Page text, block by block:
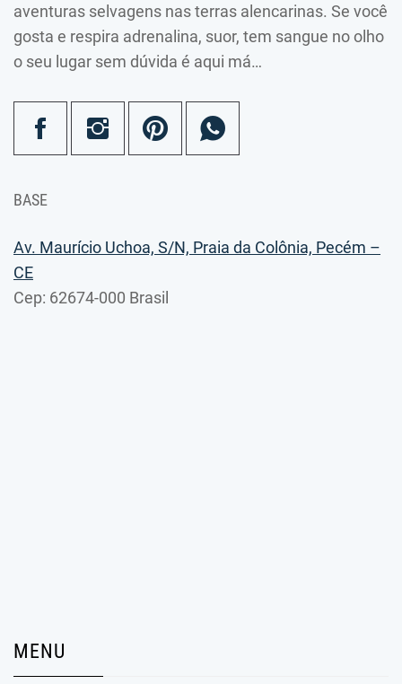
aventuras selvagens nas terras alencarinas. Se você
gosta e respira adrenalina, suor, tem sangue no olho
o seu lugar sem dúvida é aqui má…
BASE
Av. Maurício Uchoa, S/N, Praia da Colônia, Pecém –
CE
Cep: 62674-000 Brasil
MENU